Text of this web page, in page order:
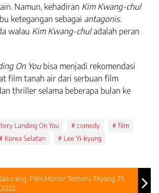
Namun, kehadiran Kim Kwang-chul
ketegangan sebagai antagonis.
walau Kim Kwang-chuladalah peran
On You bisa menjadi rekomendasi
film tanah air dari serbuan film
thriller selama beberapa bulan ke
Landing On You comedy
film
Korea Selatan
Lee Yi-kyung
Film Horror Terbaru Tayang 25